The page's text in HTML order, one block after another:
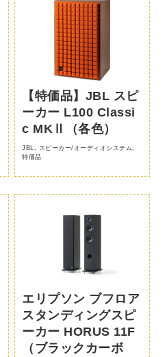
【特価品】JBL スピ
ーカー L100 Classi
c MKⅡ（各色）
JBL, スピーカー/オーディオシステム,
特価品
エリプソン ブフロア
スタンディングスピ
ーカー HORUS 11F
（ブラックカーボ